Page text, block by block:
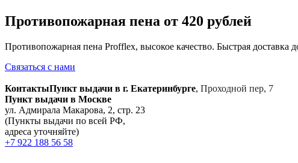
Противопожарная пена от 420 рублей
Противопожарная пена Profflex, высокое качество. Быстрая доставка
Связаться с нами
КонтактыПункт выдачи в г. Екатеринбурге, Проходной пер, 7
Пункт выдачи в Москве
ул. Адмирала Макарова, 2, стр. 23
(Пункты выдачи по всей РФ,
адреса уточняйте)
+7 922 188 56 58